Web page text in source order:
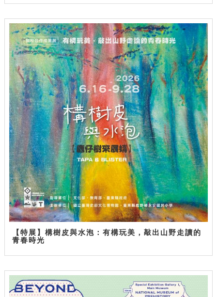
【特展】構樹皮與水泡：有構玩美，敲出山野走讀的
青春時光